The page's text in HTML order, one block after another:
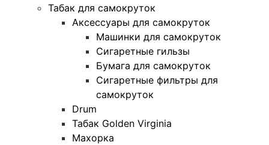
Табак для самокруток
Аксессуары для самокруток
Машинки для самокруток
Сигаретные гильзы
Бумага для самокруток
Сигаретные фильтры для
самокруток
Drum
Табак Golden Virginia
Махорка